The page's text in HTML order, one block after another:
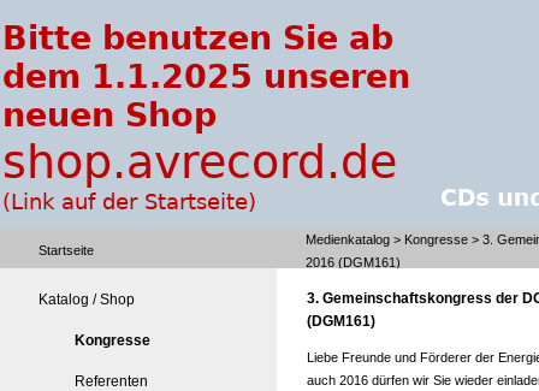
Startseite
Medienkatalog > Kongresse > 3.
2016 (DGM161)
Katalog / Shop
Kongresse
Referenten
3. Gemeinschaftskongress der
(DGM161)
Liebe Freunde und Förderer der
auch 2016 dürfen wir Sie wieder